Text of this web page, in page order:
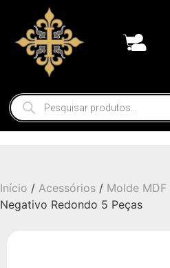
Início / Acessórios / Molde MDF
Negativo Redondo 5 Peças